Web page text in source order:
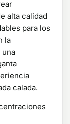
alta calidad
para los
la
una
calada.